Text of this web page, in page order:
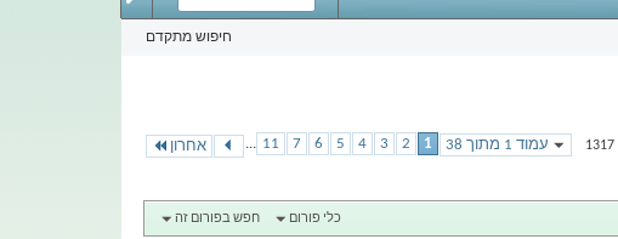
חיפוש מתקדם
עמוד 1 מתוך 38 1
2
3
4
5
6
7
11
... אחרון
כלי פורום חפש בפורום זה